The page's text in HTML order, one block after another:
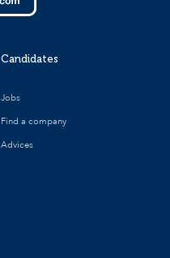
Candidates
Jobs
Find a company
Advices